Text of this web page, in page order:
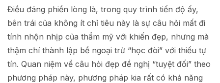
Điều đáng phiền lòng là, trong quy trình tiến độ ấy,
bên trái của không ít chỉ tiêu này là sự câu hỏi mất đi
tính nhộn nhịp của thẩm mỹ với khiến đẹp, nhưng mà
thậm chí thành lập bề ngoại trừ “học đòi” với thiếu tự
tín. Quan niệm về câu hỏi đẹp đề nghị “tuyệt đối” theo
phương pháp này, phương pháp kia rất có khả năng